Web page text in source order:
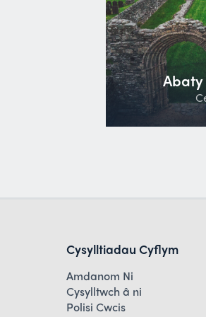
Cysylltiadau Cyflym
Amdanom Ni
Cysylltwch â ni
Polisi Cwcis